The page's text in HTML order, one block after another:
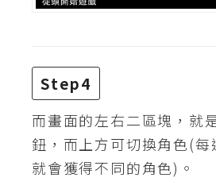
流
架
設
主
機
與
Step4
而畫面的左右二區塊，就
鈕，而上方可切換角色(每
就會獲得不同的角色)。